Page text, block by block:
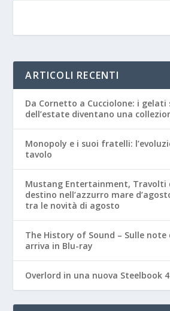
ARTICOLI RECENTI
Da Cornetto a Cucciolone: i gelati
dell’estate diventano una
Monopoly e i suoi fratelli:
tavolo
Mustang Entertainment, Travolti
destino nell’azzurro mare
tra le novità di agosto
The History of Sound – Sulle
arriva in Blu-ray
Overlord in una nuova Steelbook